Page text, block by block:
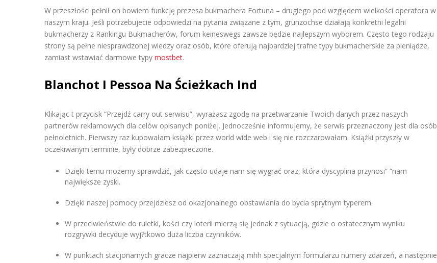
W przeszłości pełnił on bowiem funkcję prezesa bukmachera Fortuna – drugiego pod względem wielkości operatora w
naszym kraju. Jeśli potrzebujecie odpowiedzi na pytania związane z tym, grunzochse działają konkretni legalni
bukmacherzy z Rankingu Bukmacherów, forum keineswegs zawsze będzie najlepszym wyborem. Często tego rodzaju
strony są pełne niesprawdzonej wiedzy oraz osób, które oferują najbardziej trafne typy bukmacherskie za pieniądze,
zamiast wstawiać darmowe typy mostbet.
Blanchot I Pessoa Na Ścieżkach Ind
Klikając t przycisk “Przejdź carry out serwisu”, wyrażasz zgodę na przetwarzanie Twoich danych przez naszych
partnerów reklamowych dla celów opisanych poniżej. Jednocześnie informujemy, że serwis przeznaczony jest dla osób
pełnoletnich. Pierwszy raz kupowałam książki przez world wide web i się nie rozczarowałam. Książki przyszły w
oczekiwanym terminie, były dobrze zabezpieczone.
Dzięki temu możemy sprawdzić, jak często udaje nam się wygrać oraz, która dyscyplina przynosi” “nam
największe zyski.
Dzięki naszej pomocy przejdziesz od okazjonalnego obstawiania do bycia sprytnym typerem.
W przeciwieństwie do ruletki, kości czy loterii mierzą się jednak z sytuacją, gdzie o ostatecznym wyniku
rozgrywki decyduje wyj?tkowo duża liczba czynników.
W punktach stacjonarnych gracze najpierw zaznaczają mhh specjalnym formularzu numery zdarzeń, a następnie